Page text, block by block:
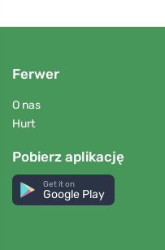
Ferwer
O nas
Hurt
Pobierz aplikację
Get it on
Google Play